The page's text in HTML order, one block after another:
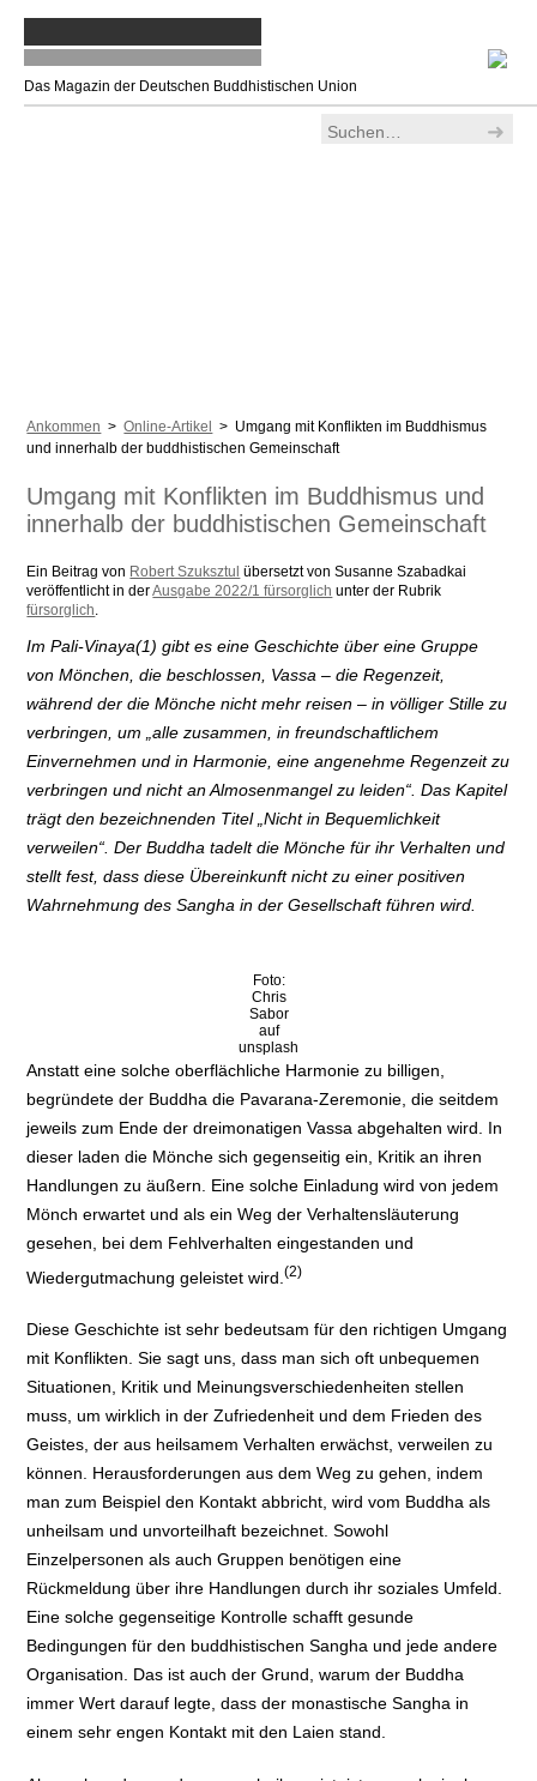
Das Magazin der Deutschen Buddhistischen Union
Ankommen >Online-Artikel > Umgang mit Konflikten im Buddhismus
und innerhalb der buddhistischen Gemeinschaft
Umgang mit Konflikten im Buddhismus und
innerhalb der buddhistischen Gemeinschaft
Ein Beitrag von Robert Szuksztul übersetzt von Susanne Szabadkai
veröffentlicht in derAusgabe 2022/1 fürsorglich unter der Rubrik
fürsorglich
Im Pali-Vinaya(1) gibt es eine Geschichte über eine Gruppe
von Mönchen, die beschlossen, Vassa – die Regenzeit,
während der die Mönche nicht mehr reisen – in völliger Stille zu
verbringen, um „alle zusammen, in freundschaftlichem
Einvernehmen und in Harmonie, eine angenehme Regenzeit zu
verbringen und nicht an Almosenmangel zu leiden“. Das Kapitel
trägt den bezeichnenden Titel „Nicht in Bequemlichkeit
verweilen“. Der Buddha tadelt die Mönche für ihr Verhalten und
stellt fest, dass diese Übereinkunft nicht zu einer positiven
Wahrnehmung des Sangha in der Gesellschaft führen wird.
Foto:
Chris
Sabor
auf
unsplash
Anstatt eine solche oberflächliche Harmonie zu billigen,
begründete der Buddha die Pavarana-Zeremonie, die seitdem
jeweils zum Ende der dreimonatigen Vassa abgehalten wird. In
dieser laden die Mönche sich gegenseitig ein, Kritik an ihren
Handlungen zu äußern. Eine solche Einladung wird von jedem
Mönch erwartet und als ein Weg der Verhaltensläuterung
gesehen, bei dem Fehlverhalten eingestanden und
Wiedergutmachung geleistet wird.(2)
Diese Geschichte ist sehr bedeutsam für den richtigen Umgang
mit Konflikten. Sie sagt uns, dass man sich oft unbequemen
Situationen, Kritik und Meinungsverschiedenheiten stellen
muss, um wirklich in der Zufriedenheit und dem Frieden des
Geistes, der aus heilsamem Verhalten erwächst, verweilen zu
können. Herausforderungen aus dem Weg zu gehen, indem
man zum Beispiel den Kontakt abbricht, wird vom Buddha als
unheilsam und unvorteilhaft bezeichnet. Sowohl
Einzelpersonen als auch Gruppen benötigen eine
Rückmeldung über ihre Handlungen durch ihr soziales Umfeld.
Eine solche gegenseitige Kontrolle schafft gesunde
Bedingungen für den buddhistischen Sangha und jede andere
Organisation. Das ist auch der Grund, warum der Buddha
immer Wert darauf legte, dass der monastische Sangha in
einem sehr engen Kontakt mit den Laien stand.